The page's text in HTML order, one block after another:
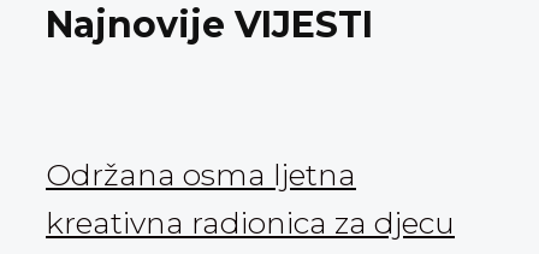
Najnovije VIJESTI
Održana osma ljetna
kreativna radionica za djecu